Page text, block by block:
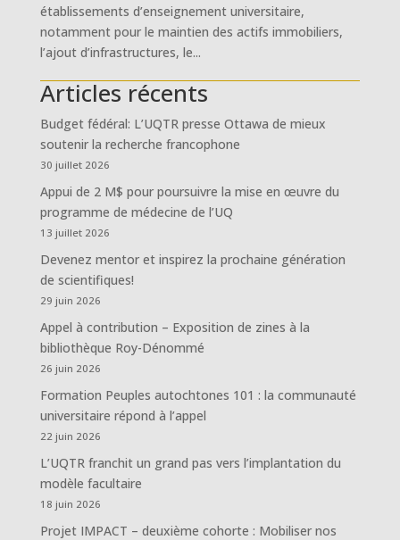
établissements d’enseignement universitaire,
notamment pour le maintien des actifs immobiliers,
l’ajout d’infrastructures, le...
Articles récents
Budget fédéral: L’UQTR presse Ottawa de mieux
soutenir la recherche francophone
30 juillet 2026
Appui de 2 M$ pour poursuivre la mise en œuvre du
programme de médecine de l’UQ
13 juillet 2026
Devenez mentor et inspirez la prochaine génération
de scientifiques!
29 juin 2026
Appel à contribution – Exposition de zines à la
bibliothèque Roy-Dénommé
26 juin 2026
Formation Peuples autochtones 101 : la communauté
universitaire répond à l’appel
22 juin 2026
L’UQTR franchit un grand pas vers l’implantation du
modèle facultaire
18 juin 2026
Projet IMPACT – deuxième cohorte : Mobiliser nos